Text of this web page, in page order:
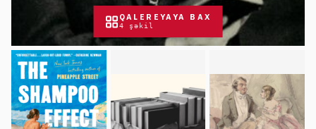
QALEREYAYA BAX
4 şəkil